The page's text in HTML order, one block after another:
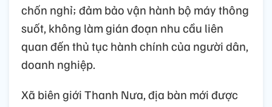
chốn nghỉ; đảm bảo vận hành bộ máy thông
suốt, không làm gián đoạn nhu cầu liên
quan đến thủ tục hành chính của người dân,
doanh nghiệp.
Xã biên giới Thanh Nưa, địa bàn mới được